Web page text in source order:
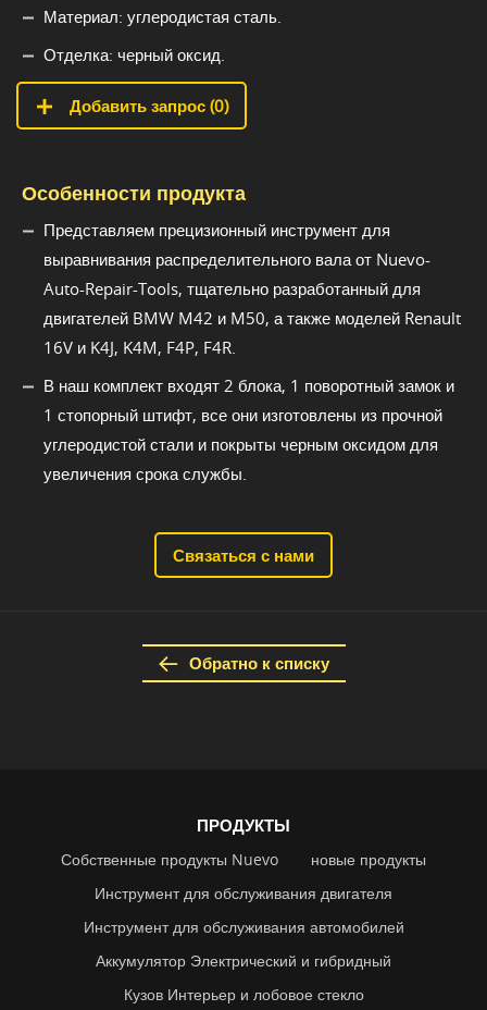
Материал: углеродистая сталь.
Отделка: черный оксид.
Добавить запрос (0)
Особенности продукта
Представляем прецизионный инструмент для
выравнивания распределительного вала от Nuevo-
Auto-Repair-Tools, тщательно разработанный для
двигателей BMW M42 и M50, а также моделей Renault
16V и K4J, K4M, F4P, F4R.
В наш комплект входят 2 блока, 1 поворотный замок и
1 стопорный штифт, все они изготовлены из прочной
углеродистой стали и покрыты черным оксидом для
увеличения срока службы.
Связаться с нами
Обратно к списку
ПРОДУКТЫ
Собственные продукты Nuevo
новые продукты
Инструмент для обслуживания двигателя
Инструмент для обслуживания автомобилей
Аккумулятор Электрический и гибридный
Кузов Интерьер и лобовое стекло